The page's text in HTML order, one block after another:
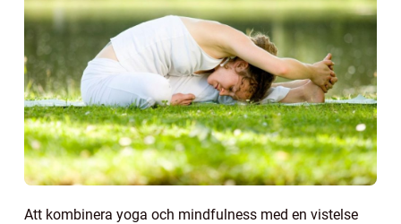
Att kombinera yoga och mindfulness med en vistelse